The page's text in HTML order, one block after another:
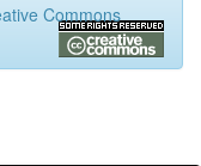
Commons